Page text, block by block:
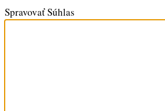
Spravovať Súhlas